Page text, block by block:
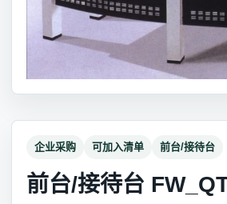
企业采购 可加入清单 前台/接待台
前台/接待台